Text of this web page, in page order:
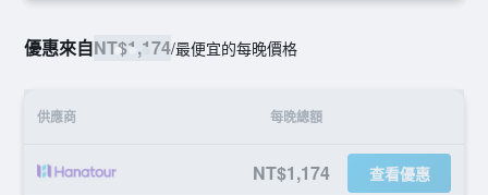
優惠來自NT$1,174/最便宜的每晚價格
供應商 每晚總額
NT$1,174 查看優惠